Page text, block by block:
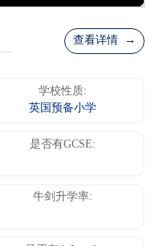
查看详情 →
学校性质:
英国预备小学
是否有GCSE:
牛剑升学率: